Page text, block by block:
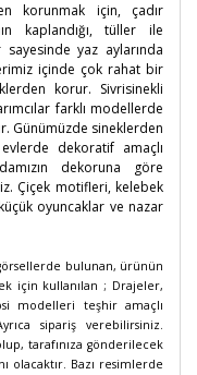
korunmak için, çadır
kaplandığı, tüller ile
yaz aylarında
içinde çok rahat bir
korur. Sivrisinekli
farklı modellerde
Günümüzde sineklerden
dekoratif amaçlı
dekoruna göre
Çiçek motifleri, kelebek
oyuncaklar ve nazar
bulunan, ürünün
için kullanılan ; Drajeler,
modelleri teşhir amaçlı
sipariş verebilirsiniz.
tarafınıza gönderilecek
Bazı resimlerde